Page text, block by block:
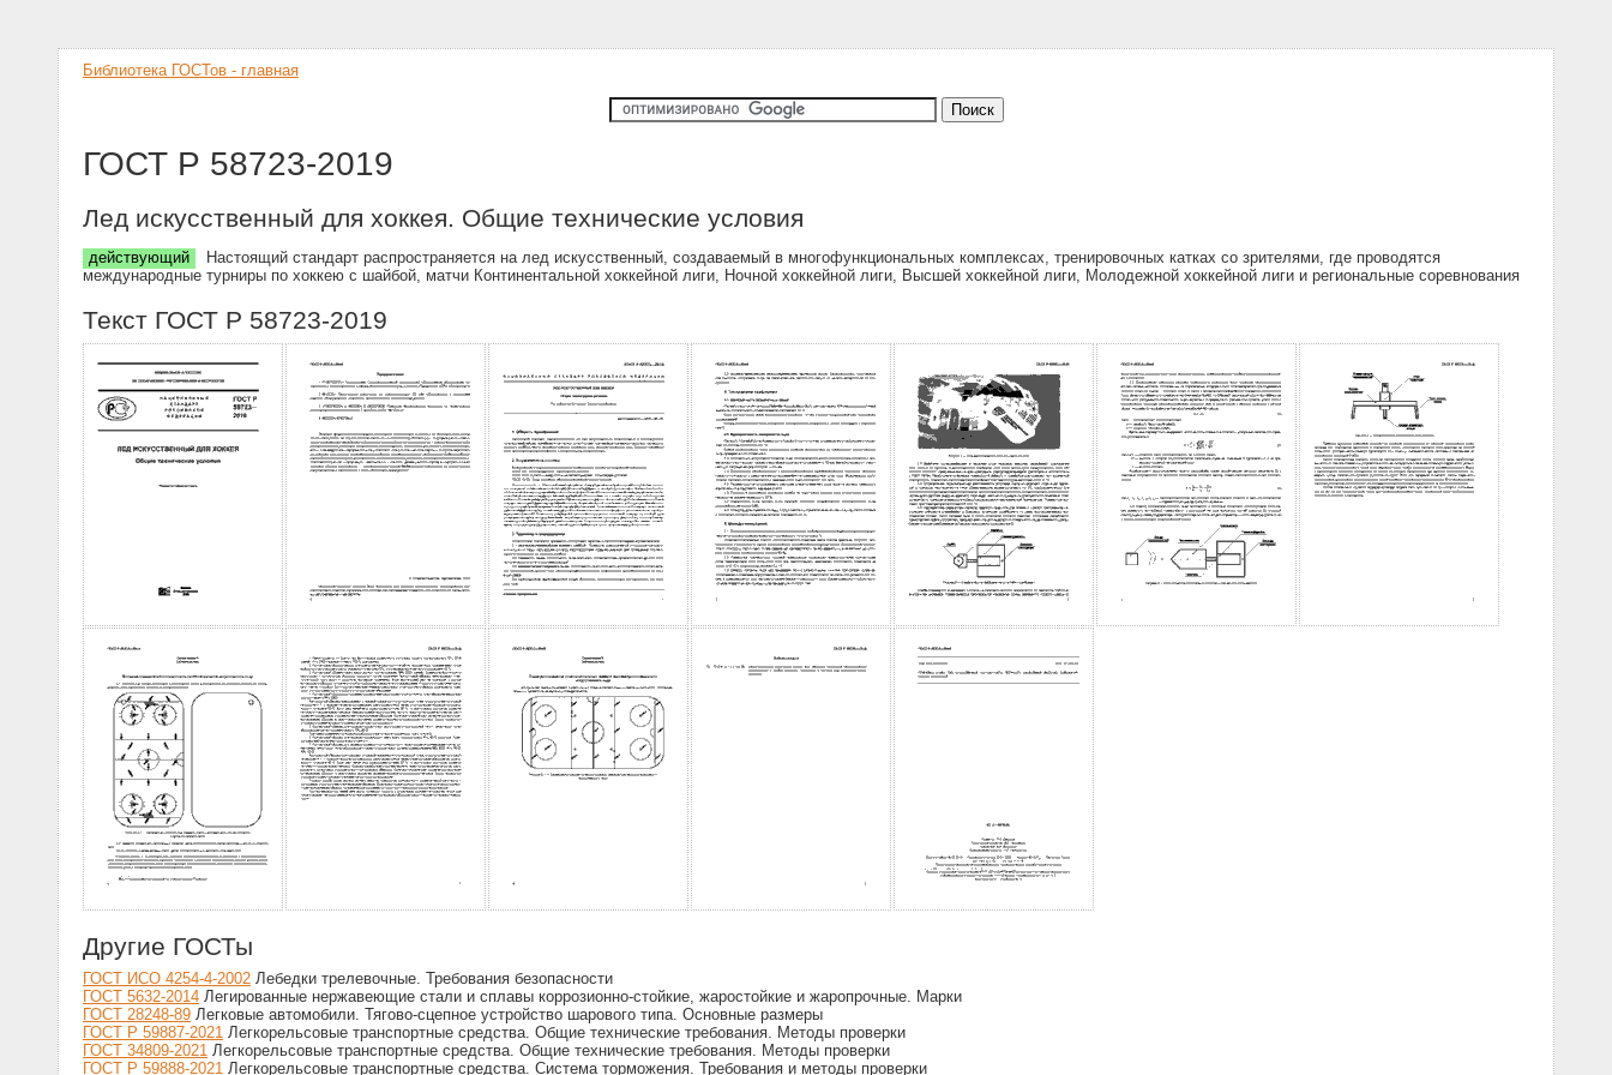
Библиотека ГОСТов - главная
ГОСТ Р 58723-2019
Лед искусственный для хоккея. Общие технические условия
действующий
Настоящий стандарт распространяется на лед искусственный, создаваемый в многофункциональных комплексах, тренировочных катках со зрителями, где проводятся
международные турниры по хоккею с шайбой, матчи Континентальной хоккейной лиги, Ночной хоккейной лиги, Высшей хоккейной лиги, Молодежной хоккейной лиги и региональные соревнования
Текст ГОСТ Р 58723-2019
Другие ГОСТы
ГОСТ ИСО 4254-4-2002 Лебедки трелевочные. Требования безопасности
ГОСТ 5632-2014 Легированные нержавеющие стали и сплавы коррозионно-стойкие, жаростойкие и жаропрочные. Марки
ГОСТ 28248-89 Легковые автомобили. Тягово-сцепное устройство шарового типа. Основные размеры
ГОСТ Р 59887-2021 Легкорельсовые транспортные средства. Общие технические требования. Методы проверки
ГОСТ 34809-2021 Легкорельсовые транспортные средства. Общие технические требования. Методы проверки
ГОСТ Р 59888-2021 Легкорельсовые транспортные средства. Система торможения. Требования и методы проверки